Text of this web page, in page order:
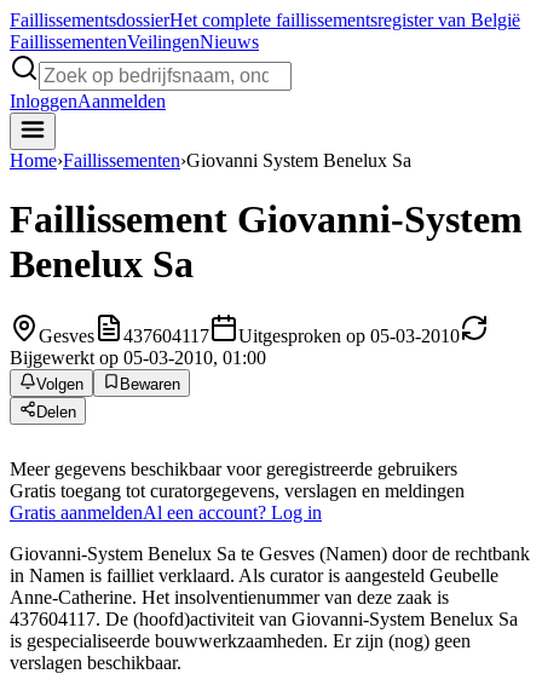
FaillissementsdossierHet complete faillissementsregister van België
FaillissementenVeilingenNieuws
InloggenAanmelden
Home›Faillissementen›Giovanni System Benelux Sa
Faillissement Giovanni-System
Benelux Sa
Gesves 437604117
Uitgesproken op 05-03-2010
Bijgewerkt op 05-03-2010, 01:00
Volgen
Bewaren
Delen
Meer gegevens beschikbaar voor geregistreerde gebruikers
Gratis toegang tot curatorgegevens, verslagen en meldingen
Gratis aanmeldenAl een account? Log in
Giovanni-System Benelux Sa te Gesves (Namen) door de rechtbank
in Namen is failliet verklaard. Als curator is aangesteld Geubelle
Anne-Catherine. Het insolventienummer van deze zaak is
437604117. De (hoofd)activiteit van Giovanni-System Benelux Sa
is gespecialiseerde bouwwerkzaamheden. Er zijn (nog) geen
verslagen beschikbaar.